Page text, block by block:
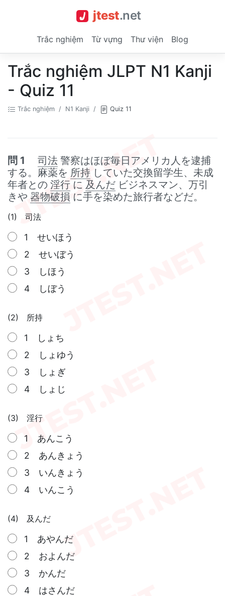
jtest.net
Trắc nghiệm Từ vựng Thư viện Blog
Trắc nghiệm JLPT N1 Kanji
- Quiz 11
Trắc nghiệm N1 Kanji Quiz 11
問 1 司法 警察はほぼ毎日アメリカ人を逮捕
する。麻薬を 所持 していた交換留学生、未成
年者との 淫行 に 及んだ ビジネスマン、万引
きや 器物破損 に手を染めた旅行者などだ。
(1) 司法
1 せいほう
2 せいぼう
3 しほう
4 しぼう
(2) 所持
1 しょち
2 しょゆう
3 しょぎ
4 しょじ
(3) 淫行
1 あんこう
2 あんきょう
3 いんきょう
4 いんこう
(4) 及んだ
1 あやんだ
2 およんだ
3 かんだ
4 はさんだ